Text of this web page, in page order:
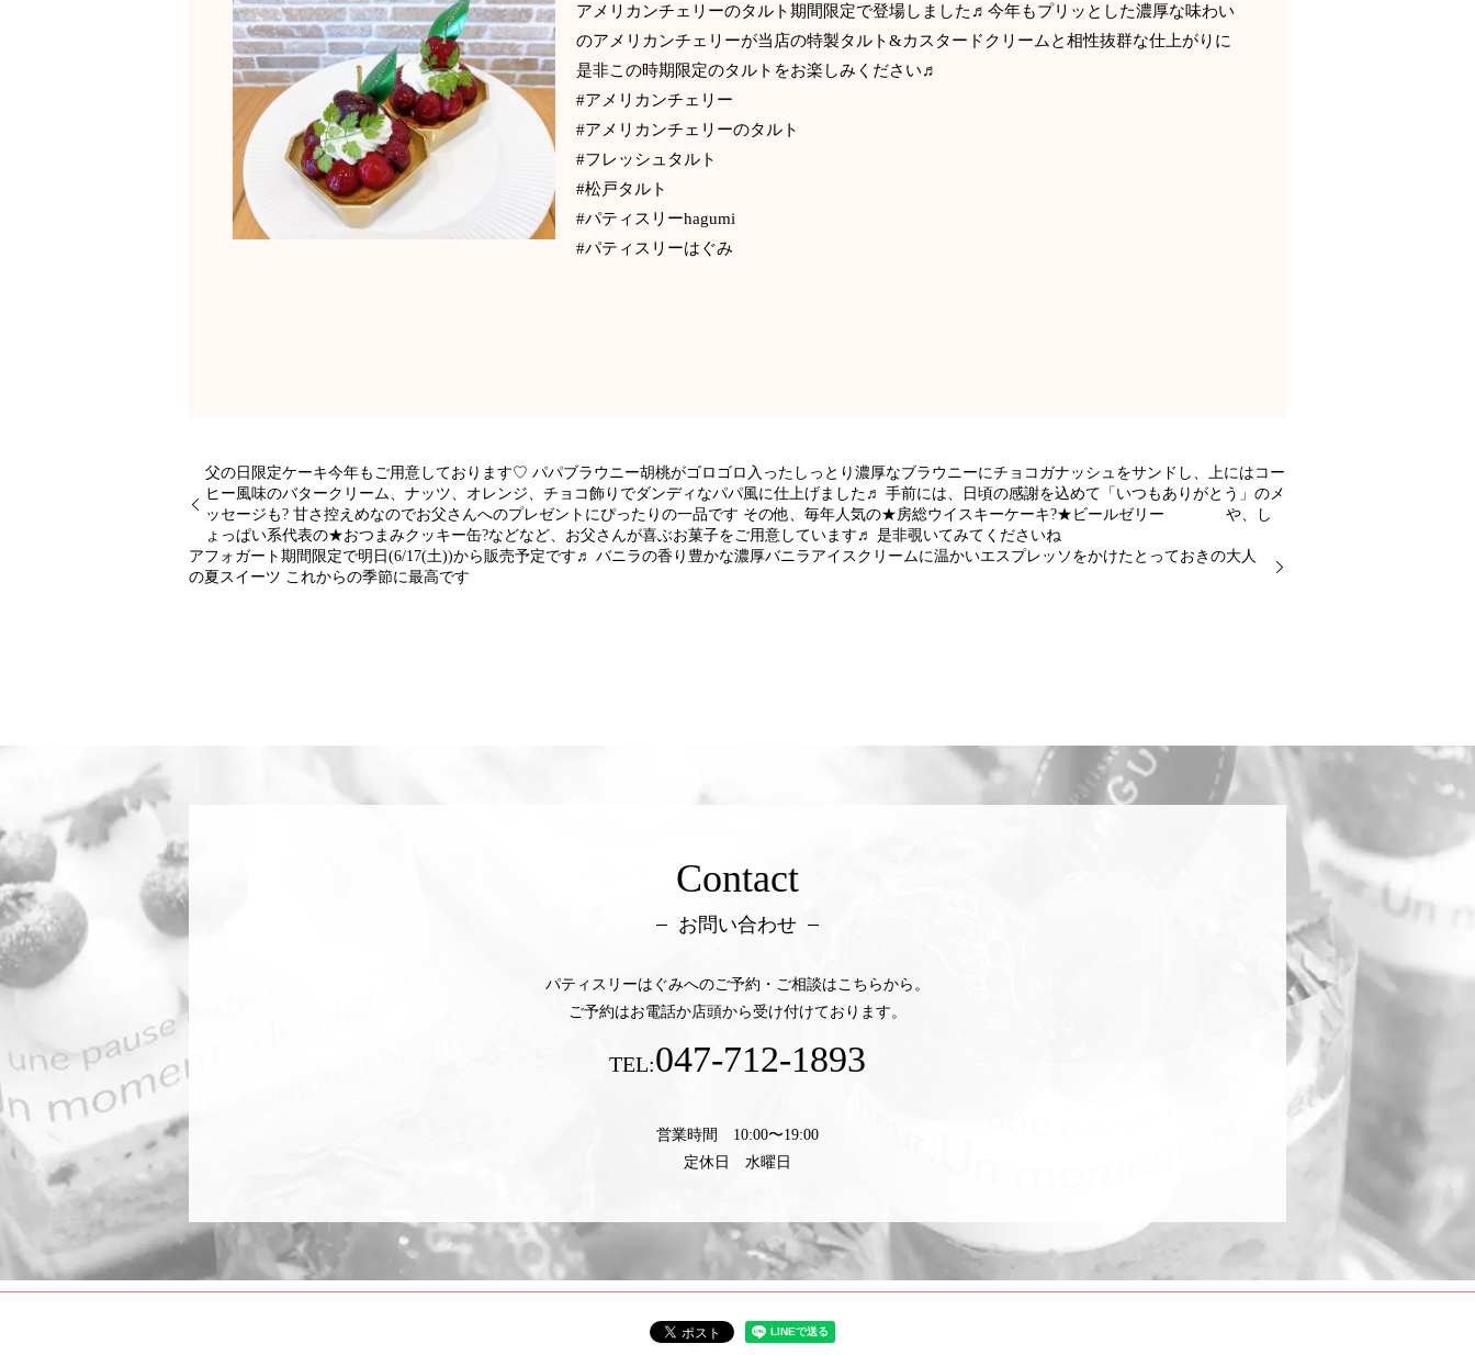
アメリカンチェリーのタルト期間限定で登場しました♬今年もプリッとした濃厚な味わい
のアメリカンチェリーが当店の特製タルト&カスタードクリームと相性抜群な仕上がりに
是非この時期限定のタルトをお楽しみください♬
#アメリカンチェリー
#アメリカンチェリーのタルト
#フレッシュタルト
#松戸タルト
#パティスリーhagumi
#パティスリーはぐみ
父の日限定ケーキ今年もご用意しております♡ パパブラウニー胡桃がゴロゴロ入ったしっとり濃厚なブラウニーにチョコガナッシュをサンドし、上にはコー
ヒー風味のバタークリーム、ナッツ、オレンジ、チョコ飾りでダンディなパパ風に仕上げました♬ 手前には、日頃の感謝を込めて「いつもありがとう」のメ
ッセージも? 甘さ控えめなのでお父さんへのプレゼントにぴったりの一品です その他、毎年人気の★房総ウイスキーケーキ?★ビールゼリー や、し
ょっぱい系代表の★おつまみクッキー缶?などなど、お父さんが喜ぶお菓子をご用意しています♬ 是非覗いてみてくださいね
️アフォガート️期間限定で明日(6/17(土))から販売予定です♬ バニラの香り豊かな濃厚バニラアイスクリームに温かいエスプレッソをかけたとっておきの大人
の夏スイーツ これからの季節に最高です
Contact
お問い合わせ
パティスリーはぐみへのご予約・ご相談はこちらから。
ご予約はお電話か店頭から受け付けております。
TEL:047-712-1893
営業時間 10:00〜19:00
定休日 水曜日